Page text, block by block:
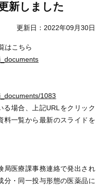
新しました
更新日：2022年09月30日
はこちら
1083
場合、上記URLをクリック
料一覧から最新のスライドを
局医療課事務連絡で発出され
分・同一投与形態の医薬品に